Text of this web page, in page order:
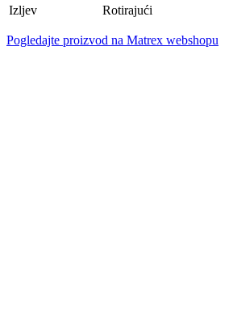
Izljev
Rotirajući
Pogledajte proizvod na Matrex webshopu